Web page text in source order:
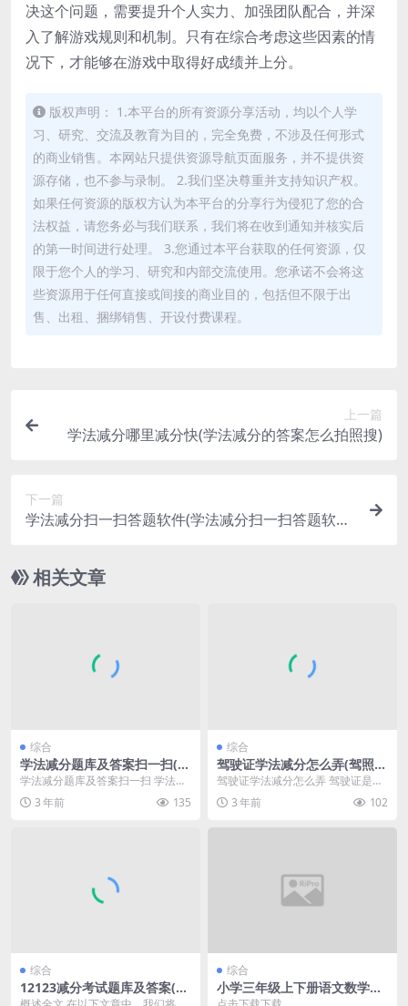
决这个问题，需要提升个人实力、加强团队配合，并深
入了解游戏规则和机制。只有在综合考虑这些因素的情
况下，才能够在游戏中取得好成绩并上分。
版权声明： 1.本平台的所有资源分享活动，均以个人学
习、研究、交流及教育为目的，完全免费，不涉及任何形式
的商业销售。本网站只提供资源导航页面服务，并不提供资
源存储，也不参与录制。 2.我们坚决尊重并支持知识产权。
如果任何资源的版权方认为本平台的分享行为侵犯了您的合
法权益，请您务必与我们联系，我们将在收到通知并核实后
的第一时间进行处理。 3.您通过本平台获取的任何资源，仅
限于您个人的学习、研究和内部交流使用。您承诺不会将这
些资源用于任何直接或间接的商业目的，包括但不限于出
售、出租、捆绑销售、开设付费课程。
上一篇
学法减分哪里减分快(学法减分的答案怎么拍照搜)
下一篇
学法减分扫一扫答题软件(学法减分扫一扫答题软件
相关文章
综合
学法减分题库及答案扫一扫(学
法减分题库最新版全部题202
学法减分题库及答案扫一扫 学法减
分题库及答案扫一扫是一款非常实
用的手机应用程序，...
3 年前 135
综合
驾驶证学法减分怎么弄(驾照扣
6分学法减分恢复12分)
驾驶证学法减分怎么弄 驾驶证是每
个驾驶人都必须持有的合法证件，
但是在驾驶过程中，...
3 年前 102
综合
12123减分考试题库及答案(12
123学法减分考试题库答案)
综合
小学三年级上下册语文数学英
语练习题